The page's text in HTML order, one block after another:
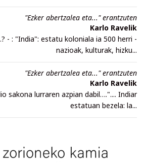
"Ezker abertzalea eta..." erantzuten
Karlo Ravelik
- : "India": estatu koloniala ia 500 herri -
nazioak, kulturak, hizku...
"Ezker abertzalea eta..." erantzuten
Karlo Ravelik
sakona lurraren azpian dabil….".... Indiar
estatuan bezela: la...